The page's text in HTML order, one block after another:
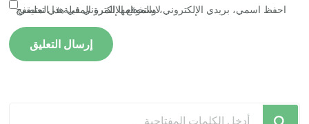
احفظ اسمي، بريدي الإلكتروني، والموقع الإلكتروني في هذا المتصفح لاستخدامها المرة المقبلة في تعليقي.